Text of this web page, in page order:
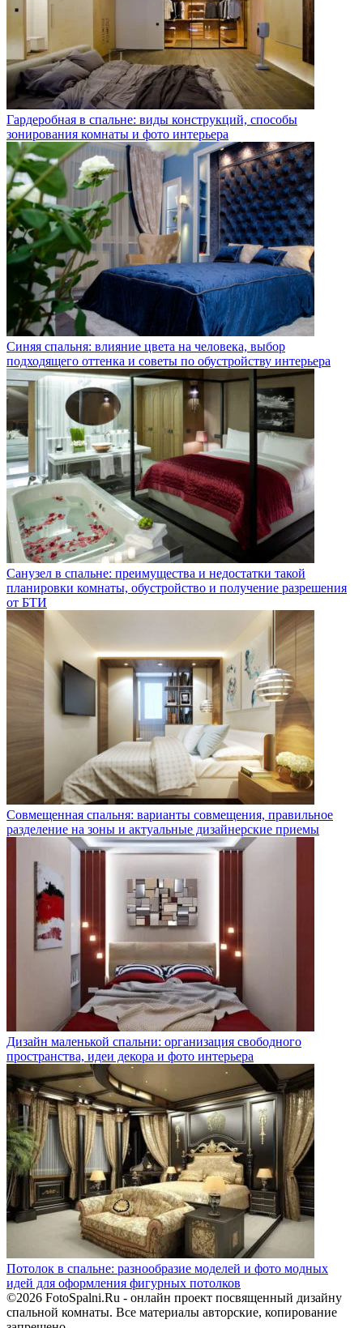
Гардеробная в спальне: виды конструкций, способы
зонирования комнаты и фото интерьера
Синяя спальня: влияние цвета на человека, выбор
подходящего оттенка и советы по обустройству интерьера
Санузел в спальне: преимущества и недостатки такой
планировки комнаты, обустройство и получение разрешения
от БТИ
Совмещенная спальня: варианты совмещения, правильное
разделение на зоны и актуальные дизайнерские приемы
Дизайн маленькой спальни: организация свободного
пространства, идеи декора и фото интерьера
Потолок в спальне: разнообразие моделей и фото модных
идей для оформления фигурных потолков
©2026 FotoSpalni.Ru - онлайн проект посвященный дизайну
спальной комнаты. Все материалы авторские, копирование